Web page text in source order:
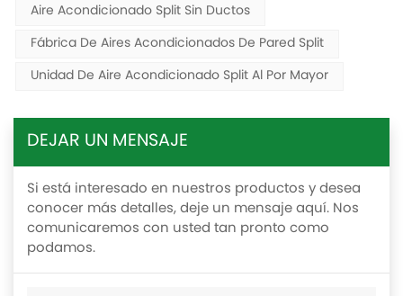
Aire Acondicionado Split Sin Ductos
Fábrica De Aires Acondicionados De Pared Split
Unidad De Aire Acondicionado Split Al Por Mayor
DEJAR UN MENSAJE
Si está interesado en nuestros productos y desea
conocer más detalles, deje un mensaje aquí. Nos
comunicaremos con usted tan pronto como
podamos.